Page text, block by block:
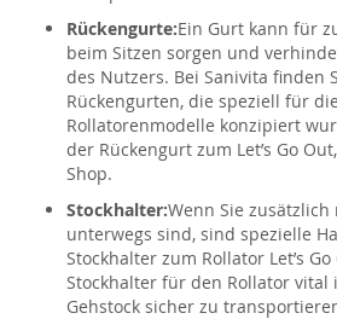
Rückengurte:Ein Gurt kann für
beim Sitzen sorgen und
des Nutzers. Bei Sanivita finden
Rückengurten, die speziell für
Rollatorenmodelle konzipiert
der Rückengurt zum Let’s Go Out,
Shop.
Stockhalter:Wenn Sie
unterwegs sind, sind spezielle
Stockhalter zum Rollator Let’s
Stockhalter für den Rollator vital
Gehstock sicher zu